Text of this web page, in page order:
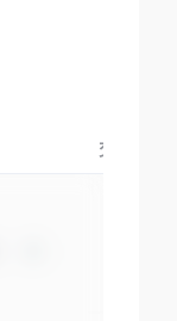
交易产品